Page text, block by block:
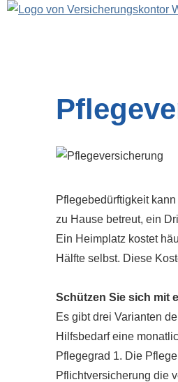
Pflegebedürftigkeit
zu Hause betreut, ein
Ein Heimplatz kostet
Hälfte selbst. Diese
Schützen Sie sich mit
Es gibt drei Varianten
Hilfsbedarf eine
Pflegegrad 1. Die
Pflichtversicherung die